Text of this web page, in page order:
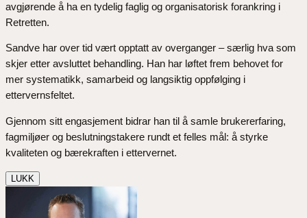
avgjørende å ha en tydelig faglig og organisatorisk forankring i
Retretten.
Sandve har over tid vært opptatt av overganger – særlig hva som
skjer etter avsluttet behandling. Han har løftet frem behovet for
mer systematikk, samarbeid og langsiktig oppfølging i
ettervernsfeltet.
Gjennom sitt engasjement bidrar han til å samle brukererfaring,
fagmiljøer og beslutningstakere rundt et felles mål: å styrke
kvaliteten og bærekraften i ettervernet.
LUKK